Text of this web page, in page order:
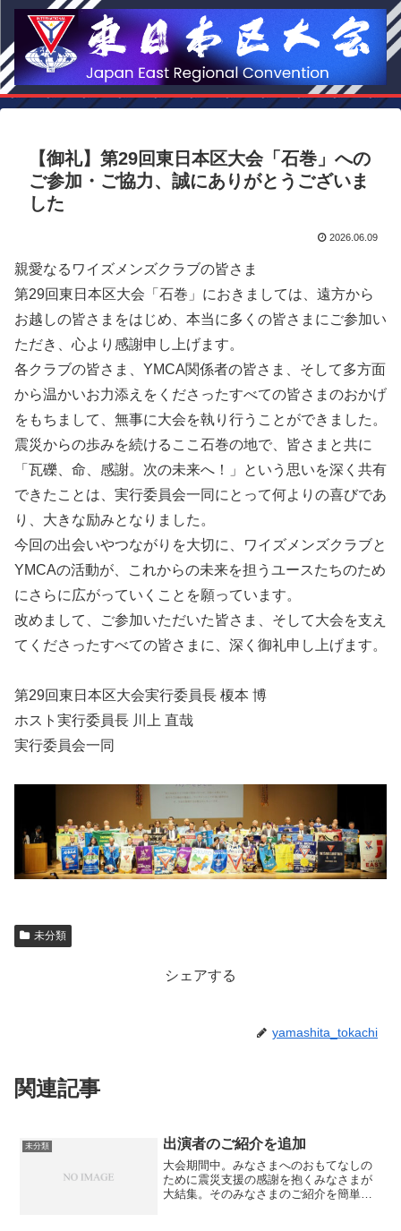
【御礼】第29回東日本区大会「石巻」への
ご参加・ご協力、誠にありがとうございま
した
2026.06.09
親愛なるワイズメンズクラブの皆さま
第29回東日本区大会「石巻」におきましては、遠方から
お越しの皆さまをはじめ、本当に多くの皆さまにご参加い
ただき、心より感謝申し上げます。
各クラブの皆さま、YMCA関係者の皆さま、そして多方面
から温かいお力添えをくださったすべての皆さまのおかげ
をもちまして、無事に大会を執り行うことができました。
震災からの歩みを続けるここ石巻の地で、皆さまと共に
「瓦礫、命、感謝。次の未来へ！」という思いを深く共有
できたことは、実行委員会一同にとって何よりの喜びであ
り、大きな励みとなりました。
今回の出会いやつながりを大切に、ワイズメンズクラブと
YMCAの活動が、これからの未来を担うユースたちのため
にさらに広がっていくことを願っています。
改めまして、ご参加いただいた皆さま、そして大会を支え
てくださったすべての皆さまに、深く御礼申し上げます。
第29回東日本区大会実行委員長 榎本 博
ホスト実行委員長 川上 直哉
実行委員会一同
未分類
シェアする
yamashita_tokachi
関連記事
未分類 出演者のご紹介を追加
大会期間中。みなさまへのおもてなしの
ために震災支援の感謝を抱くみなさまが
大結集。そのみなさまのご紹介を簡単で